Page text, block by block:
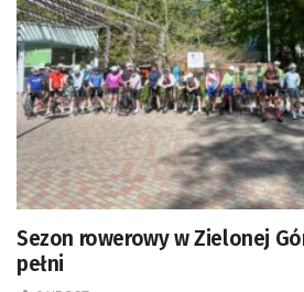
Sezon rowerowy w Zielonej
pełni